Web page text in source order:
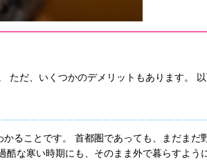
だ、いくつかのデメリットもあります。 以
ることです。 首都圏であっても、まだま
な寒い時期にも、そのまま外で暮らすよ